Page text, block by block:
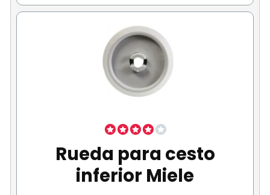
Rueda para cesto
inferior Miele